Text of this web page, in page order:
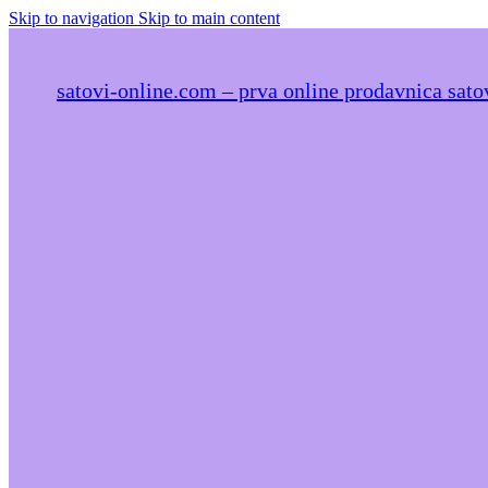
Skip to navigation Skip to main content
satovi-online.com – prva online prodavnica